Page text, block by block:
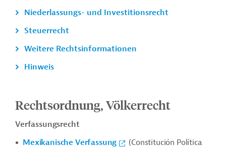
Niederlassungs- und Investitionsrecht
Steuerrecht
Weitere Rechtsinformationen
Hinweis
Rechtsordnung, Völkerrecht
Verfassungsrecht
Mexikanische Verfassung
(Constitución Política